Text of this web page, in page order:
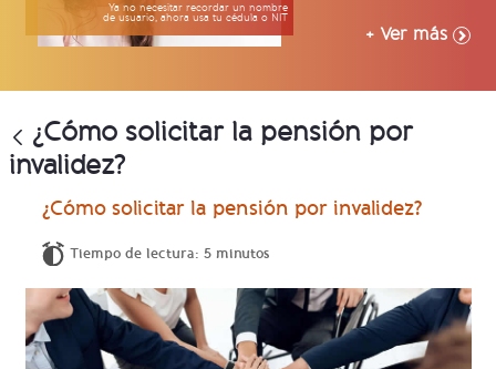
Ya no necesitar recordar un nombre
de usuario, ahora usa tu cédula o NIT
+ Ver más
¿Cómo solicitar la pensión por
invalidez?
¿Cómo solicitar la pensión por invalidez?
Tiempo de lectura: 5 minutos